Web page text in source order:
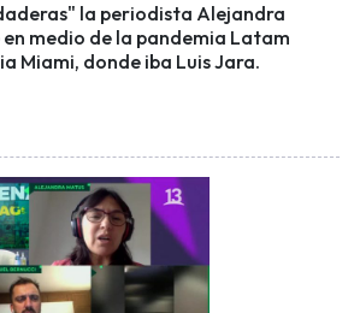
la periodista Alejandra
medio de la pandemia Latam
Miami, donde iba Luis Jara.